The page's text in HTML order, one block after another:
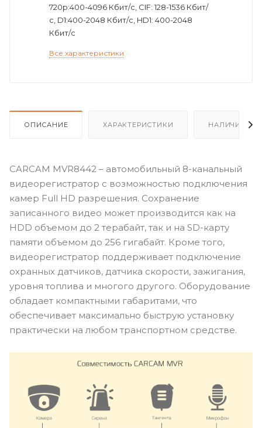
720р:400-4096 Кбит/с, CIF: 128-1536 Кбит/
с, D1:400-2048 Кбит/с, HD1: 400-2048
Кбит/с
Все характеристики
ОПИСАНИЕ ХАРАКТЕРИСТИКИ НАЛИЧИЕ
CARCAM MVR8442 – автомобильный 8-канальный
видеорегистратор с возможностью подключения
камер Full HD разрешения. Сохранение
записанного видео может производится как на
HDD объемом до 2 терабайт, так и на SD-карту
памяти объемом до 256 гигабайт. Кроме того,
видеорегистратор поддерживает подключение
охранных датчиков, датчика скорости, зажигания,
уровня топлива и многого другого. Оборудование
обладает компактными габаритами, что
обеспечивает максимально быструю установку
практически на любом транспортном средстве.